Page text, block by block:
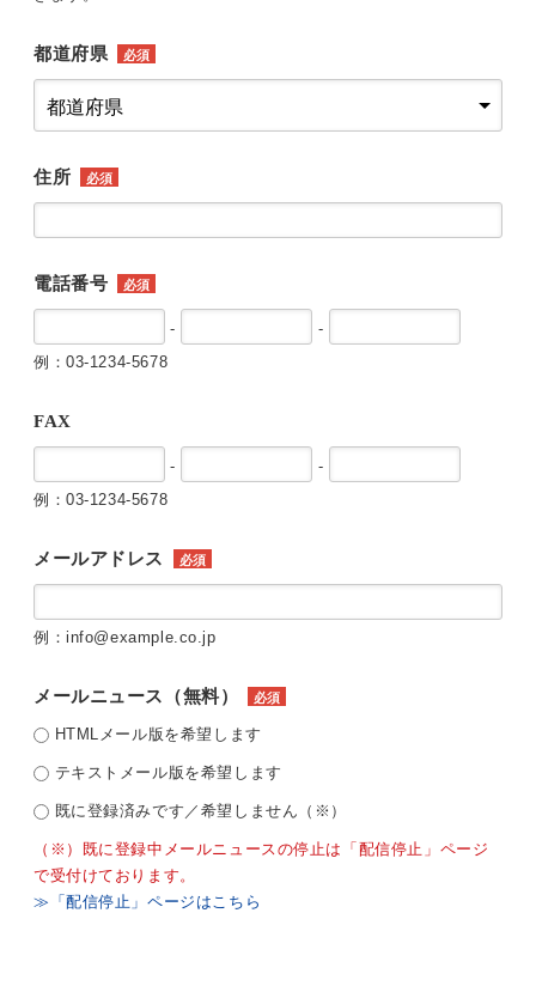
都道府県 必須
住所 必須
電話番号 必須
-
-
例：03-1234-5678
FAX
-
-
例：03-1234-5678
メールアドレス 必須
例：info@example.co.jp
メールニュース（無料） 必須
HTMLメール版を希望します
テキストメール版を希望します
既に登録済みです／希望しません（※）
（※）既に登録中メールニュースの停止は「配信停止」ページ
で受付けております。
≫「配信停止」ページはこちら